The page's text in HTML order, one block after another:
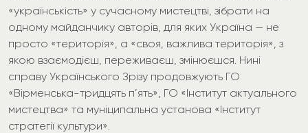
«українськість» у сучасному мистецтві, зібрати на
одному майданчику авторів, для яких Україна — не
просто «територія», а «своя, важлива територія», з
якою взаємодієш, переживаєш, змінюєшся. Нині
справу Українського Зрізу продовжують ГО
«Вірменська-тридцять п’ять», ГО «Інститут актуального
мистецтва» та муніципальна установа «Інститут
стратегії культури».